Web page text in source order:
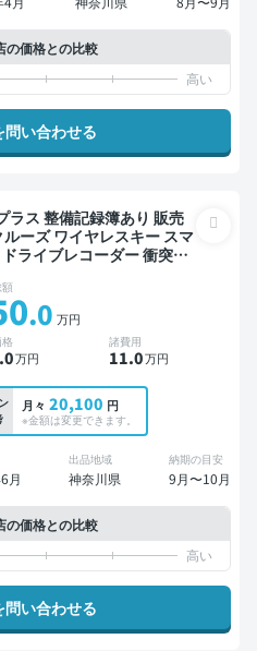
の価格との比較
い合わせる
り 販売
ーズ ワイヤレスキー スマ
ライブレコーダー 衝突軽
.0 万円
.0万円
諸費用
11.0万円
月々 20,100 円
※金額は変更できます。
月
出品地域
神奈川県
納期の目安
9月〜10月
の価格との比較
い合わせる